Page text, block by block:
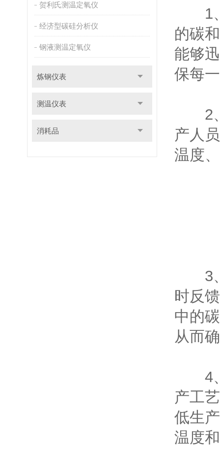
贺利氏测温定氧仪
经济型碳硅分析仪
钢液测温定氧仪
炼钢仪表
测温仪表
消耗品
1、
的碳
能够
保每
2、
产人
温度
3、
时反
中的
从而
4、
产工
低生
温度